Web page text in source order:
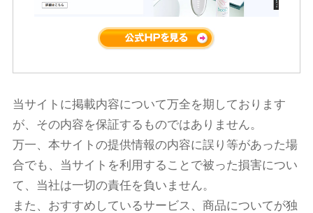
当サイトに掲載内容について万全を期しております
が、その内容を保証するものではありません。
万一、本サイトの提供情報の内容に誤り等があった場
合でも、当サイトを利用することで被った損害につい
て、当社は一切の責任を負いません。
また、おすすめしているサービス、商品についてが独